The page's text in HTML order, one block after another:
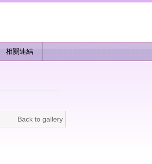
相關連結
Back to gallery